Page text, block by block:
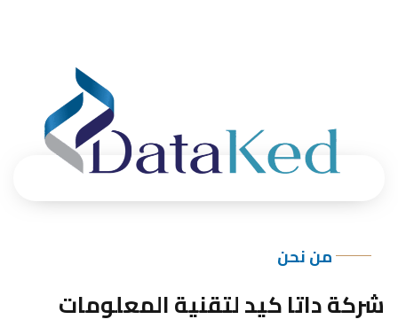
من نحن
شركة داتا كيد لتقنية المعلومات